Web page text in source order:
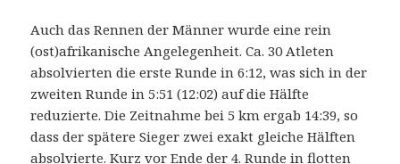
Auch das Rennen der Männer wurde eine rein
(ost)afrikanische Angelegenheit. Ca. 30 Atleten
absolvierten die erste Runde in 6:12, was sich in der
zweiten Runde in 5:51 (12:02) auf die Hälfte
reduzierte. Die Zeitnahme bei 5 km ergab 14:39, so
dass der spätere Sieger zwei exakt gleiche Hälften
absolvierte. Kurz vor Ende der 4. Runde in flotten